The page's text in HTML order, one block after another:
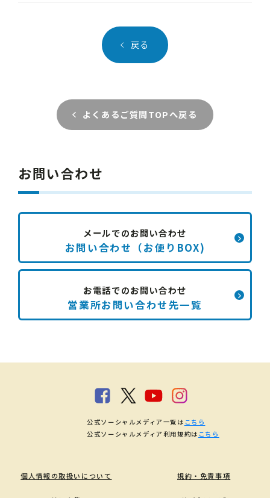
戻る
よくあるご質問TOPへ戻る
お問い合わせ
メールでのお問い合わせ
お問い合わせ（お便りBOX)
お電話でのお問い合わせ
営業所お問い合わせ先一覧
個人情報の取扱いについて 規約・免責事項
公式ソーシャルメディア一覧は こちら
公式ソーシャルメディア利用規約は こちら